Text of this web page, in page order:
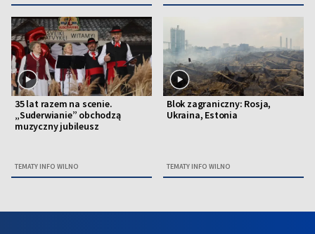
35 lat razem na scenie.
„Suderwianie” obchodzą
muzyczny jubileusz
TEMATY INFO WILNO
Blok zagraniczny: Rosja,
Ukraina, Estonia
TEMATY INFO WILNO